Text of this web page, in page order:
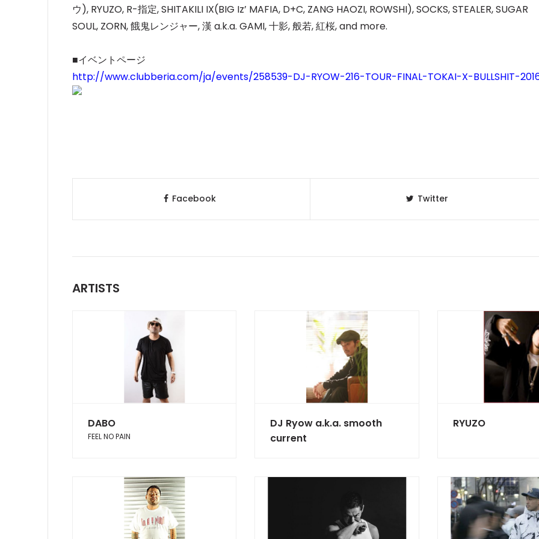
ウ), RYUZO, R-指定, SHITAKILI IX(BIG Iz’ MAFIA, D+C, ZANG HAOZI, ROWSHI), SOCKS, STEALER, SUGAR
SOUL, ZORN, 餓鬼レンジャー, 漢 a.k.a. GAMI, 十影, 般若, 紅桜, and more.
■イベントページ
http://www.clubberia.com/ja/events/258539-DJ-RYOW-216-TOUR-FINAL-TOKAI-X-BULLSHIT-
Facebook Twitter
ARTISTS
DABO
FEEL NO PAIN
DJ Ryow a.k.a. smooth
current
RYUZO